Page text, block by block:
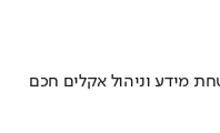
מידע וניהול אקלים חכם